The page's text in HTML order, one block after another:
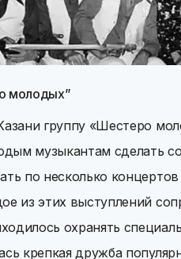
молодых”
группу «Шестеро
музыкантам сделать
по несколько
из этих выступлений
охранять
крепкая дружба